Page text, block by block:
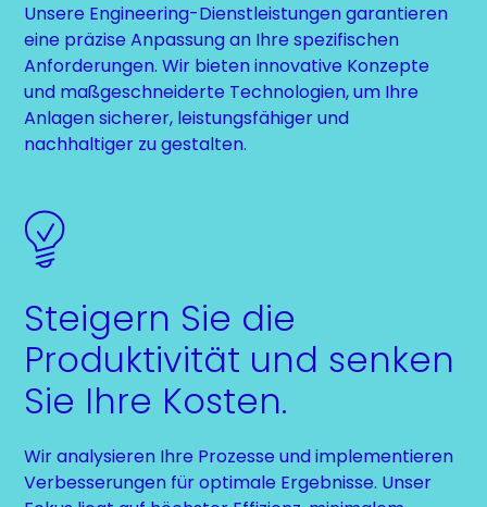
Unsere Engineering-Dienstleistungen garantieren
eine präzise Anpassung an Ihre spezifischen
Anforderungen. Wir bieten innovative Konzepte
und maßgeschneiderte Technologien, um Ihre
Anlagen sicherer, leistungsfähiger und
nachhaltiger zu gestalten.
Steigern Sie die
Produktivität und senken
Sie Ihre Kosten.
Wir analysieren Ihre Prozesse und implementieren
Verbesserungen für optimale Ergebnisse. Unser